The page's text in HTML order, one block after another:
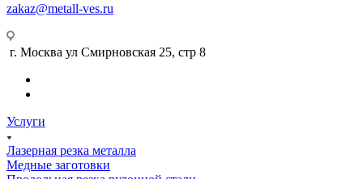
zakaz@metall-ves.ru
г. Москва ул Смирновская 25, стр 8
Услуги
Лазерная резка металла
Медные заготовки